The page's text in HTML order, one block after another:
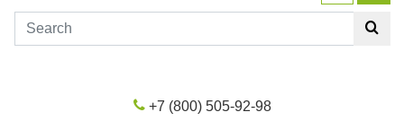
+7 (800) 505-92-98